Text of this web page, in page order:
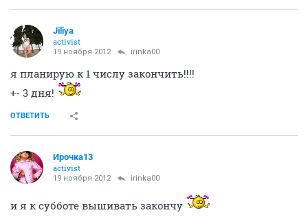
Jiliya
activist
19 ноября 2012 irinka00
я планирую к 1 числу закончить!!!!
+- 3 дня!
ОТВЕТИТЬ
Ирочка13
activist
19 ноября 2012 irinka00
и я к субботе вышивать закончу